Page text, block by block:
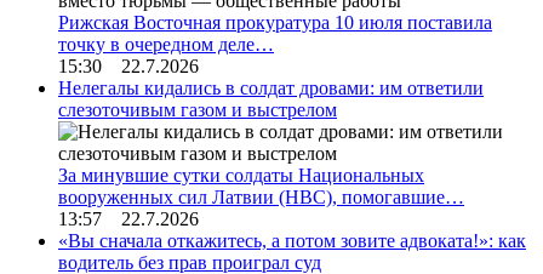
Рижская Восточная прокуратура 10 июля поставила
точку в очередном деле…
15:30 22.7.2026
Нелегалы кидались в солдат дровами: им ответили
слезоточивым газом и выстрелом
За минувшие сутки солдаты Национальных
вооруженных сил Латвии (НВС), помогавшие…
13:57 22.7.2026
«Вы сначала откажитесь, а потом зовите адвоката!»: как
водитель без прав проиграл суд